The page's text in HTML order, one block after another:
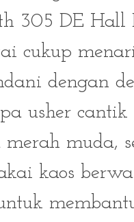
305 DE Hall
cukup
dengan
usher
merah muda,
kaos